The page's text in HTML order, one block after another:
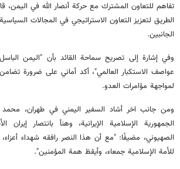
تفاهم للتعاون المشترك مع حركة أنصار الله في اليمن،
الطريق لتعزيز التعاون الاستراتيجي في المجالات
الجانبين.
وفي إشارة إلى تصريح سماحة القائد بأن "اليمن
عواصف الاستكبار العالمي"، أكد أماني على ضرورة تضامن
لمواجهة مؤامرات العدو.
ومن جانب اخر أشاد السفير اليمني في طهران، محمد
الجمهورية الإسلامية الإيرانية، وهنأ بانتصار
الصهيوني، مضيفًا: "مع أن هذا النصر رافقه شهداء أعزاء،
للأمة الإسلامية جمعاء، وأيقظ همة المؤمنين".